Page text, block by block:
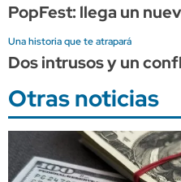
PopFest: llega un
Una historia que te atrapará
Dos intrusos y un
Otras noticias